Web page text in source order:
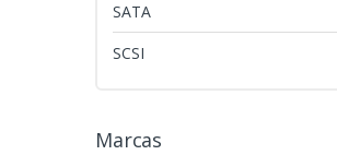
SATA
SCSI
Marcas